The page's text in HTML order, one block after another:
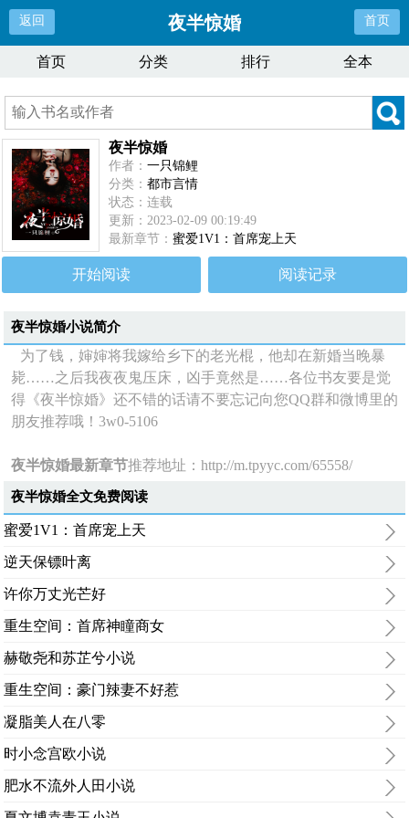
返回 夜半惊婚 首页
首页 分类 排行 全本
夜半惊婚
作者：一只锦鲤
分类：都市言情
状态：连载
更新：2023-02-09 00:19:49
最新章节：蜜爱1V1：首席宠上天
开始阅读 阅读记录
夜半惊婚小说简介
为了钱，婶婶将我嫁给乡下的老光棍，他却在新婚当晚暴
毙……之后我夜夜鬼压床，凶手竟然是……各位书友要是觉
得《夜半惊婚》还不错的话请不要忘记向您QQ群和微博里的
朋友推荐哦！3w0-5106
夜半惊婚最新章节推荐地址：http://m.tpyyc.com/65558/
夜半惊婚全文免费阅读
蜜爱1V1：首席宠上天
逆天保镖叶离
许你万丈光芒好
重生空间：首席神瞳商女
赫敬尧和苏芷兮小说
重生空间：豪门辣妻不好惹
凝脂美人在八零
时小念宫欧小说
肥水不流外人田小说